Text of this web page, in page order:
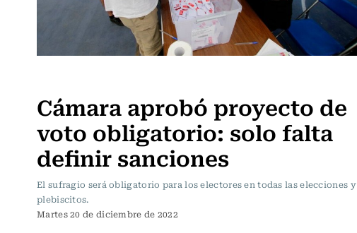
Cámara aprobó proyecto de
voto obligatorio: solo falta
definir sanciones
El sufragio será obligatorio para los electores en todas las elecciones y
plebiscitos.
Martes 20 de diciembre de 2022